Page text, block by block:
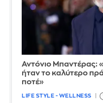
Αντόνιο Μπαντέρας:
ήταν το καλύτερο
ποτέ»
LIFE STYLE - WELLNESS